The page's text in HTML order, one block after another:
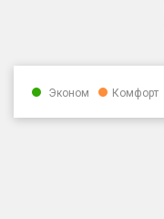
Эконом Комфорт